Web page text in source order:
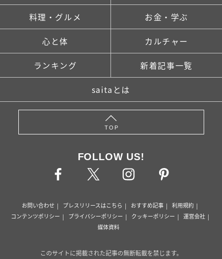
料理・グルメ お金・学ぶ
心と体 カルチャー
ランキング 新着記事一覧
saitaとは
TOP
FOLLOW US!
お問い合わせ プレスリリースはこちら おすすめ記事
利用規約
コンテンツポリシー
プライバシーポリシー クッキーポリシー
運営会社
媒体資料
このサイトに掲載された記事の無断転載を禁じます。